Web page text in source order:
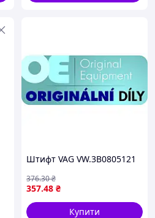
Штифт VAG VW.3B0805121
357.48 ₴
376.30₴
Купити